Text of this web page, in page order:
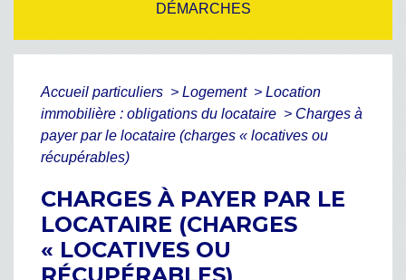
DÉMARCHES
Accueil particuliers > Logement > Location
immobilière : obligations du locataire > Charges à
payer par le locataire (charges « locatives ou
récupérables)
CHARGES À PAYER PAR LE
LOCATAIRE (CHARGES
« LOCATIVES OU